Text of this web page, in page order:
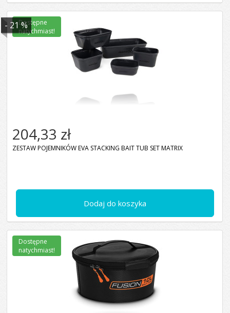
Dodaj do koszyka
- 21 %
204,33 zł
ZESTAW POJEMNIKÓW EVA STACKING BAIT TUB SET MATRIX
Dostępne
natychmiast!
Dostępne
natychmiast!